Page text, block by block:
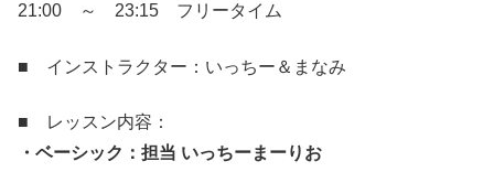
21:00 ～ 23:15 フリータイム
■ インストラクター：いっちー＆まなみ
■ レッスン内容：
・ベーシック：担当 いっちーまーりお